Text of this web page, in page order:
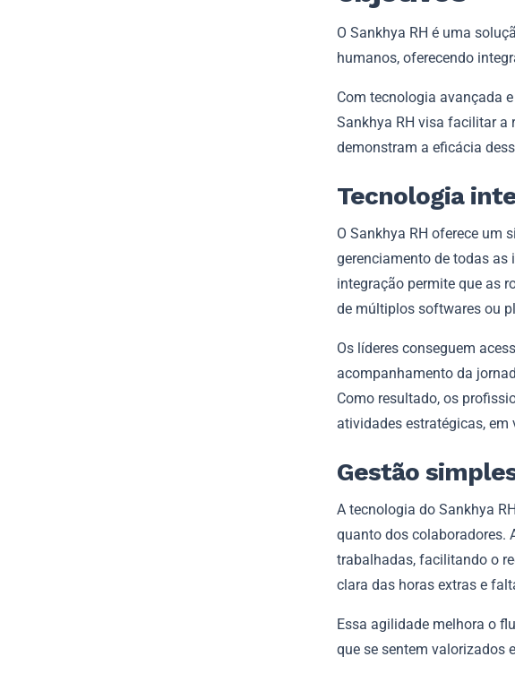
O Sankhya RH é uma
humanos, oferecendo
Com tecnologia avançada
Sankhya RH visa facilitar a
demonstram a eficácia
Tecnologia
O Sankhya RH oferece um
gerenciamento de todas as
integração permite que as
de múltiplos softwares ou
Os líderes conseguem
acompanhamento da
Como resultado, os
atividades estratégicas,
Gestão
A tecnologia do Sankhya
quanto dos colaboradores.
trabalhadas, facilitando o
clara das horas extras e
Essa agilidade melhora o
que se sentem valorizados